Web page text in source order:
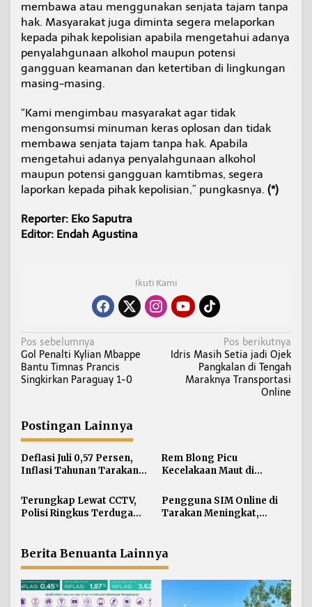
membawa atau menggunakan senjata tajam tanpa
hak. Masyarakat juga diminta segera melaporkan
kepada pihak kepolisian apabila mengetahui adanya
penyalahgunaan alkohol maupun potensi
gangguan keamanan dan ketertiban di lingkungan
masing-masing.
“Kami mengimbau masyarakat agar tidak
mengonsumsi minuman keras oplosan dan tidak
membawa senjata tajam tanpa hak. Apabila
mengetahui adanya penyalahgunaan alkohol
maupun potensi gangguan kamtibmas, segera
laporkan kepada pihak kepolisian,” pungkasnya. (*)
Reporter: Eko Saputra
Editor: Endah Agustina
Ikuti Kami
N
a
v
a
s
i
p
o
s
Pos sebelumnya
Gol Penalti Kylian Mbappe
Bantu Timnas Prancis
Singkirkan Paraguay 1-0
Pos berikutnya
Idris Masih Setia jadi Ojek
Pangkalan di Tengah
Maraknya Transportasi
Online
Postingan Lainnya
Deflasi Juli 0,57 Persen,
Inflasi Tahunan Tarakan
Rem Blong Picu
Kecelakaan Maut di
Pengendara Meregang
Nyawa
Terungkap Lewat CCTV,
Polisi Ringkus Terduga
Pengguna SIM Online di
Tarakan Meningkat,
Berita Benuanta Lainnya